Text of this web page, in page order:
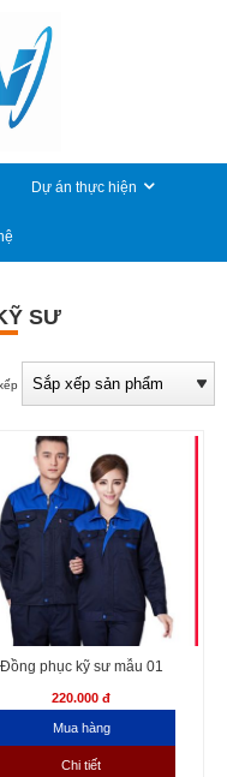
Dự án thực hiện
SƯ
Đồng phục kỹ sư mẫu 01
220.000 đ
Chi tiết